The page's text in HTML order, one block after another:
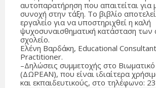
αυτοπαρατήρηση που απαιτείται για
συνοχή στην τάξη. Το βιβλίο
εργαλείο για να υποστηριχθεί η καλή
ψυχοσυναισθηματική κατάσταση
σχολείο.
Ελένη Βαρδάκη, Educational
Practitioner.
–Δηλώσεις συμμετοχής στο
(ΔΩΡΕΑΝ), που είναι ιδιαίτερα
και εκπαιδευτικούς, στο τηλέφωνο: